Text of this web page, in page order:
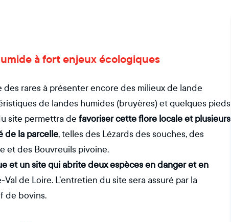
à fort enjeux écologiques
des rares à présenter encore des milieux de lande
de landes humides (bruyères) et quelques pieds
site permettra de favoriser cette flore locale et plusieurs
de la parcelle, telles des Lézards des souches, des
et des Bouvreuils pivoine.
et un site qui abrite deux espèces en danger et en
de Loire. L’entretien du site sera assuré par la
de bovins.